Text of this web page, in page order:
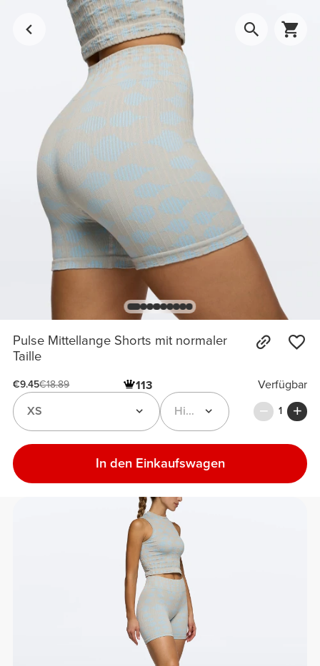
Pulse Mittellange Shorts mit normaler
Taille
€9.45€18.89 113
Verfügbar
Himmelblau / Elfenbeinweiß
XS 1
In den Einkaufswagen